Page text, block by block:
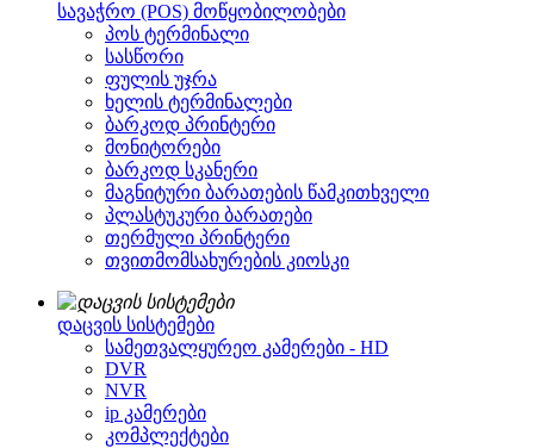
სავაჭრო (POS) მოწყობილობები
პოს ტერმინალი
სასწორი
ფულის უჯრა
ხელის ტერმინალები
ბარკოდ პრინტერი
მონიტორები
ბარკოდ სკანერი
მაგნიტური ბარათების წამკითხველი
პლასტუკური ბარათები
თერმული პრინტერი
თვითმომსახურების კიოსკი
დაცვის სისტემები
სამეთვალყურეო კამერები - HD
DVR
NVR
ip კამერები
კომპლექტები